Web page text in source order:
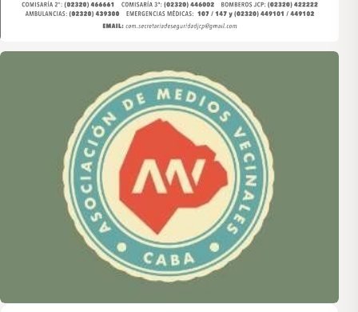
Asociación de Medios Vecinales